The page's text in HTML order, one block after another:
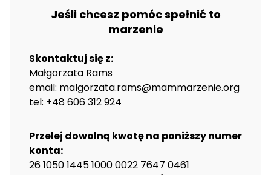
Jeśli chcesz pomóc spełnić to
marzenie
Skontaktuj się z:
Małgorzata Rams
email: malgorzata.rams@mammarzenie.org
tel: +48 606 312 924
Przelej dowolną kwotę na poniższy numer
konta:
26 1050 1445 1000 0022 7647 0461